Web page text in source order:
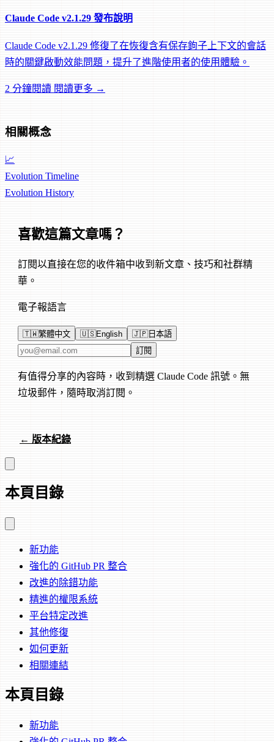
Claude Code v2.1.29 發布說明
Claude Code v2.1.29 修復了在恢復含有保存鉤子上下文的會話
時的關鍵啟動效能問題，提升了進階使用者的使用體驗。
2 分鐘閱讀 閱讀更多 →
相關概念
📈
Evolution Timeline
Evolution History
喜歡這篇文章嗎？
訂閱以直接在您的收件箱中收到新文章、技巧和社群精
華。
電子報語言
🇹🇼繁體中文 🇺🇸English 🇯🇵日本語
電子郵件地址 訂閱
有值得分享的內容時，收到精選 Claude Code 訊號。無
垃圾郵件，隨時取消訂閱。
← 版本紀錄
本頁目錄
新功能
強化的 GitHub PR 整合
改進的除錯功能
精進的權限系統
平台特定改進
其他修復
如何更新
相關連結
本頁目錄
新功能